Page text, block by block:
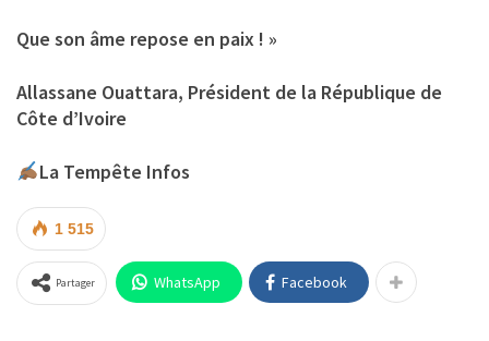
Que son âme repose en paix ! »
Allassane Ouattara, Président de la République de
Côte d’Ivoire
La Tempête Infos
1 515
Partager WhatsApp Facebook